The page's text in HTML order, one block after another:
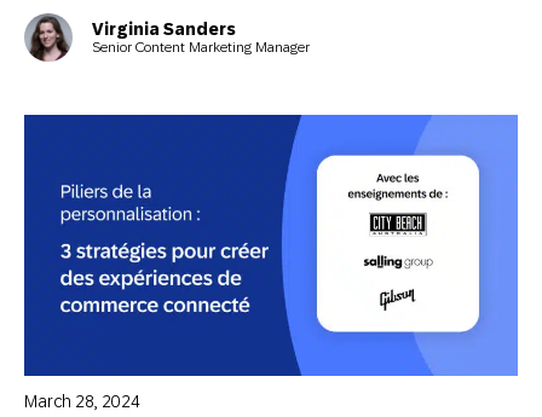
Virginia Sanders
Senior Content Marketing Manager
March 28, 2024